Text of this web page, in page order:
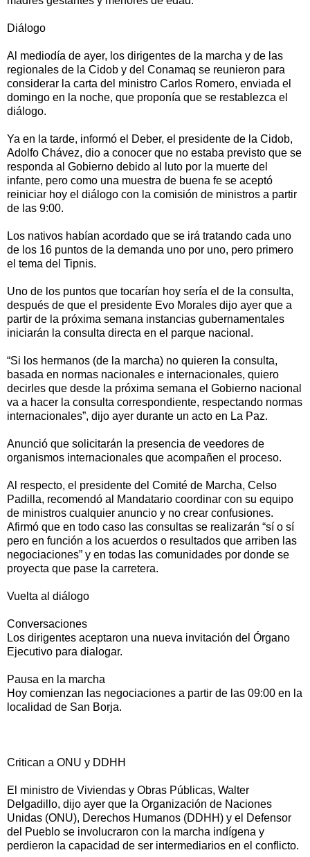
Diálogo
Al mediodía de ayer, los dirigentes de la marcha y de las
regionales de la Cidob y del Conamaq se reunieron para
considerar la carta del ministro Carlos Romero, enviada el
domingo en la noche, que proponía que se restablezca el
diálogo.
Ya en la tarde, informó el Deber, el presidente de la Cidob,
Adolfo Chávez, dio a conocer que no estaba previsto que se
responda al Gobierno debido al luto por la muerte del
infante, pero como una muestra de buena fe se aceptó
reiniciar hoy el diálogo con la comisión de ministros a partir
de las 9:00.
Los nativos habían acordado que se irá tratando cada uno
de los 16 puntos de la demanda uno por uno, pero primero
el tema del Tipnis.
Uno de los puntos que tocarían hoy sería el de la consulta,
después de que el presidente Evo Morales dijo ayer que a
partir de la próxima semana instancias gubernamentales
iniciarán la consulta directa en el parque nacional.
“Si los hermanos (de la marcha) no quieren la consulta,
basada en normas nacionales e internacionales, quiero
decirles que desde la próxima semana el Gobierno nacional
va a hacer la consulta correspondiente, respectando normas
internacionales”, dijo ayer durante un acto en La Paz.
Anunció que solicitarán la presencia de veedores de
organismos internacionales que acompañen el proceso.
Al respecto, el presidente del Comité de Marcha, Celso
Padilla, recomendó al Mandatario coordinar con su equipo
de ministros cualquier anuncio y no crear confusiones.
Afirmó que en todo caso las consultas se realizarán “sí o sí
pero en función a los acuerdos o resultados que arriben las
negociaciones” y en todas las comunidades por donde se
proyecta que pase la carretera.
Vuelta al diálogo
Conversaciones
Los dirigentes aceptaron una nueva invitación del Órgano
Ejecutivo para dialogar.
Pausa en la marcha
Hoy comienzan las negociaciones a partir de las 09:00 en la
localidad de San Borja.
Critican a ONU y DDHH
El ministro de Viviendas y Obras Públicas, Walter
Delgadillo, dijo ayer que la Organización de Naciones
Unidas (ONU), Derechos Humanos (DDHH) y el Defensor
del Pueblo se involucraron con la marcha indígena y
perdieron la capacidad de ser intermediarios en el conflicto.